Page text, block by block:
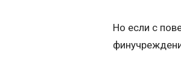
Но если с